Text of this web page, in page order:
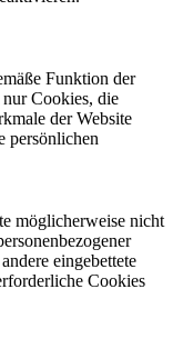
Funktion der
Cookies, die
der Website
persönlichen
möglicherweise nicht
eingebettete
Cookies